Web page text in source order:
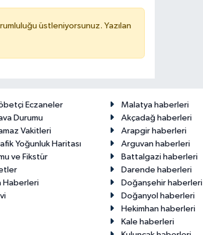
üstleniyorsunuz. Yazılan
Eczaneler
Durumu
Vakitleri
Yoğunluk Haritası
ve Fikstür
Haberleri
Malatya haberleri
Akçadağ haberleri
Arapgir haberleri
Arguvan haberleri
Battalgazi haberleri
Darende haberleri
Doğanşehir haberleri
Doğanyol haberleri
Hekimhan haberleri
Kale haberleri